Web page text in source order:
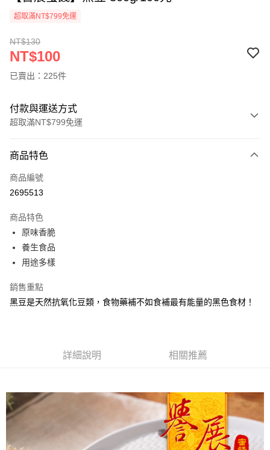
超取滿NT$799免運
NT$130
NT$100
已賣出：225件
付款與運送方式
超取滿NT$799免運
信用卡一次付款
超商取貨付款
Apple Pay
街口支付
Google Pay
每筆NT$60，滿NT$799(含以上)免運費
每筆NT$60，滿NT$799(含以上)免運費
商品特色
商品編號
2695513
商品特色
原味香脆
養生食品
用途多樣
銷售重點
黑豆是天然抗氧化豆類，食物藥補不如食補最有能量的黑色食材！
詳細說明 相關推薦